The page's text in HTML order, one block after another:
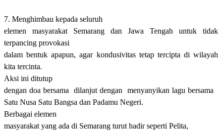
7. Menghimbau kepada seluruh
elemen masyarakat Semarang dan Jawa Tengah untuk tidak
terpancing provokasi
dalam bentuk apapun, agar kondusivitas tetap tercipta di wilayah
kita tercinta.
Aksi ini ditutup
dengan doa bersama
dilanjut dengan
menyanyikan lagu bersama
Satu Nusa Satu Bangsa dan Padamu Negeri.
Berbagai elemen
masyarakat yang ada di Semarang turut hadir seperti Pelita,